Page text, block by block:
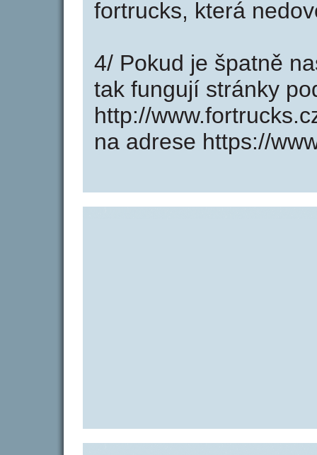
fortrucks, která
4/ Pokud je špatně
tak fungují stránky
http://
na adrese https://